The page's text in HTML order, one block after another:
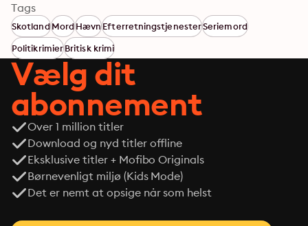
Tags
SkotlandMordHævnEfterretningstjenesterSeriemord
PolitikrimierBritisk krimi
Vælg dit
abonnement
Over 1 million titler
Download og nyd titler offline
Eksklusive titler + Mofibo Originals
Børnevenligt miljø (Kids Mode)
Det er nemt at opsige når som helst